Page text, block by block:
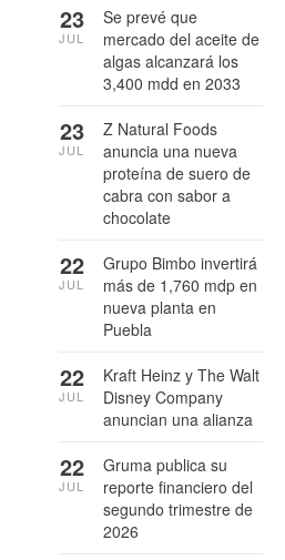
Se prevé que
mercado del aceite de
algas alcanzará los
3,400 mdd en 2033
23
JUL
Z Natural Foods
anuncia una nueva
proteína de suero de
cabra con sabor a
chocolate
23
JUL
Grupo Bimbo invertirá
más de 1,760 mdp en
nueva planta en
Puebla
22
JUL
Kraft Heinz y The Walt
Disney Company
anuncian una alianza
22
JUL
Gruma publica su
reporte financiero del
segundo trimestre de
2026
22
JUL